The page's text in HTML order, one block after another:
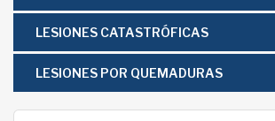
LESIONES CATASTRÓFICAS
LESIONES POR QUEMADURAS